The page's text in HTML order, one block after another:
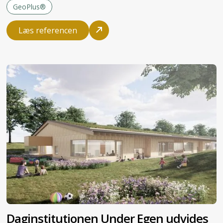
GeoPlus®
Læs referencen
Daginstitutionen Under Egen udvides